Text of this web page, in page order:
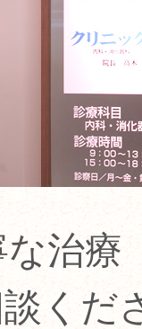
治療
くだ